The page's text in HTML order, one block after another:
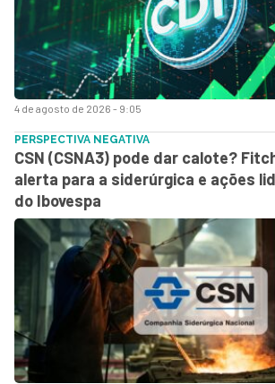
4 de agosto de 2026 - 9:05
PERSPECTIVA NEGATIVA
CSN (CSNA3) pode dar calote?
alerta para a siderúrgica e ações
do Ibovespa